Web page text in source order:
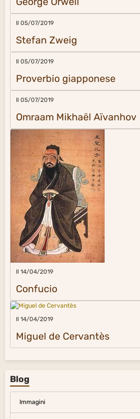
Il 05/07/2019
Stefan Zweig
Il 05/07/2019
Proverbio giapponese
Il 05/07/2019
Omraam Mikhaël Aïvanhov
Il 14/04/2019
Confucio
Il 14/04/2019
Miguel de Cervantès
Blog
Immagini